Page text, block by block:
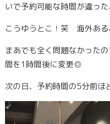
いで予約可能な時間が違っ
こうゆうとこ！笑 海外ある
まあでも全く問題なかった
間を1時間後に変更◎
次の日、予約時間の5分前ほ